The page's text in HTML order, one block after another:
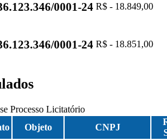
0001-24 R$ - 18.849,00
0001-24 R$ - 18.851,00
Processo Licitatório
Objeto CNPJ